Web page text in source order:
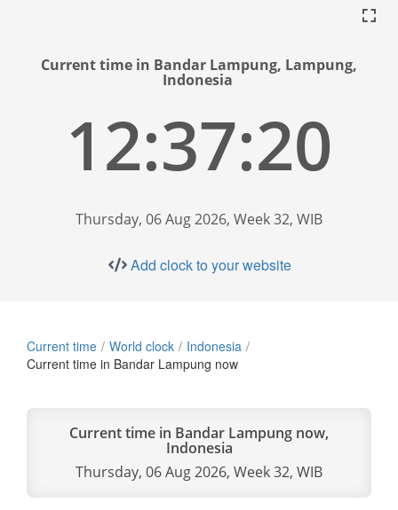
Current time in Bandar Lampung, Lampung,
Indonesia
12:37:20
Thursday, 06 Aug 2026, Week 32, WIB
Add clock to your website
Current time World clock
Indonesia
Current time in Bandar Lampung now
Current time in Bandar Lampung now,
Indonesia
Thursday, 06 Aug 2026, Week 32, WIB